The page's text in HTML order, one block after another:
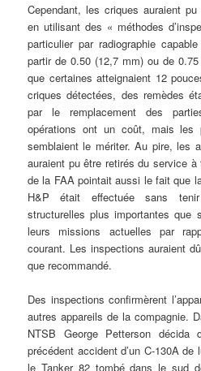
Cependant, les criques auraient
en utilisant des « méthodes
particulier par radiographie
partir de 0.50 (12,7 mm) ou de
que certaines atteignaient 12
criques détectées, des remèdes
par le remplacement des
opérations ont un coût, mais les
semblaient le mériter. Au pire, les
auraient pu être retirés du service à
de la FAA pointait aussi le fait que
H&P était effectuée sans
structurelles plus importantes que
leurs missions actuelles par
courant. Les inspections auraient
que recommandé.
Des inspections confirmèrent
autres appareils de la compagnie.
NTSB George Petterson décida
précédent accident d’un C-130A
le Tanker 82 tombé dans le sud